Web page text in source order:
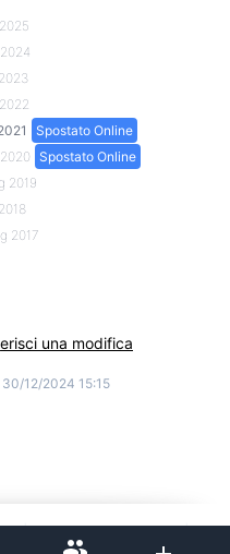
Spostato Online
Spostato Online
2019
2017
una modifica
30/12/2024 15:15
| info@cosplitaly.it |